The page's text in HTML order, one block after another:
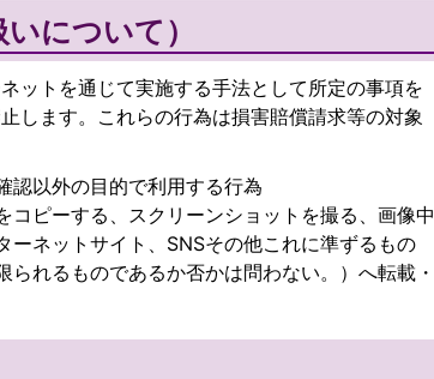
について）
ットを通じて実施する手法として所定の事項を
します。これらの行為は損害賠償請求等の対象
認以外の目的で利用する行為
コピーする、スクリーンショットを撮る、画像中
ーネットサイト、SNSその他これに準ずるもの
られるものであるか否かは問わない。）へ転載・